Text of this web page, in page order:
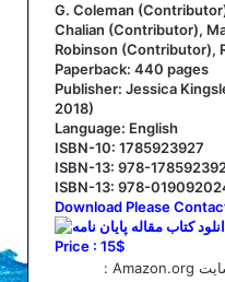
G. Coleman
Chalian (Contributor),
Robinson (Contributor),
Paperback: 440 pages
Publisher: Jessica
2018)
Language: English
ISBN-10: 1785923927
ISBN-13: 978-
ISBN-13: 978-
Download Please
Price : 15$
: